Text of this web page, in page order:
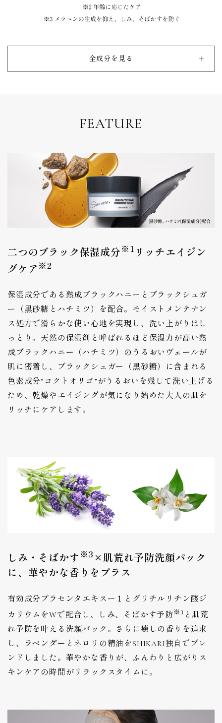
全成分を見る
FEATURE
二つのブラック保湿成分※1 リッチエイジン
グケア ※2
保湿成分である熟成ブラックハニーとブラックシュガ
ー（黒砂糖とハチミツ）を配合。モイストメンテナン
ス処方で滑らかな使い心地を実現し、洗い上がりはし
っとり。天然の保湿剤と呼ばれるほど保湿力が高い熟
成ブラックハニー（ハチミツ）のうるおいヴェールが
肌に密着し、ブラックシュガー（黒砂糖）に含まれる
色素成分”コクトオリゴ”がうるおいを残して洗い上げる
ため、乾燥やエイジングが気になり始めた大人の肌を
リッチにケアします。
しみ・そばかす ※3 ×肌荒れ予防洗顔パック
に、華やかな香りをプラス
有効成分プラセンタエキスー１とグリチルリチン酸ジ
カリウムをWで配合し、しみ、そばかす予防※3 と肌荒
れ予防を叶える洗顔パック。さらに癒しの香りを追求
し、ラベンダーとネロリの精油をSHIKARI独自でブレ
ンドしました。華やかな香りが、ふんわりと広がりス
キンケアの時間がリラックスタイムに。